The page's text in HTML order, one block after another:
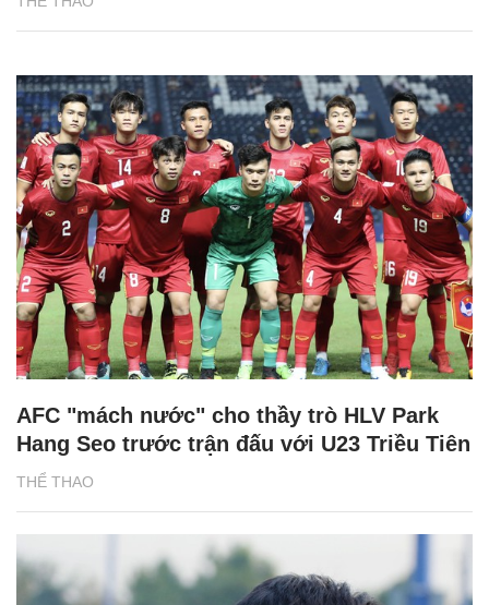
THỂ THAO
AFC "mách nước" cho thầy trò HLV Park
Hang Seo trước trận đấu với U23 Triều Tiên